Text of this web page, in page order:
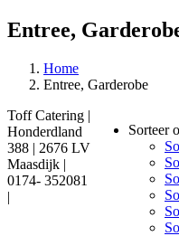
Entree,
Home
Entree, Garderobe
Sorteer
Toff Catering |
Honderdland
388 | 2676 LV
Maasdijk |
0174- 352081
|